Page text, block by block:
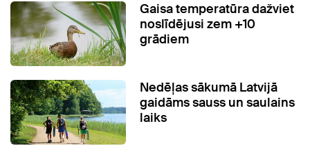
Gaisa temperatūra dažviet
noslīdējusi zem +10
grādiem
Nedēļas sākumā Latvijā
gaidāms sauss un saulains
laiks